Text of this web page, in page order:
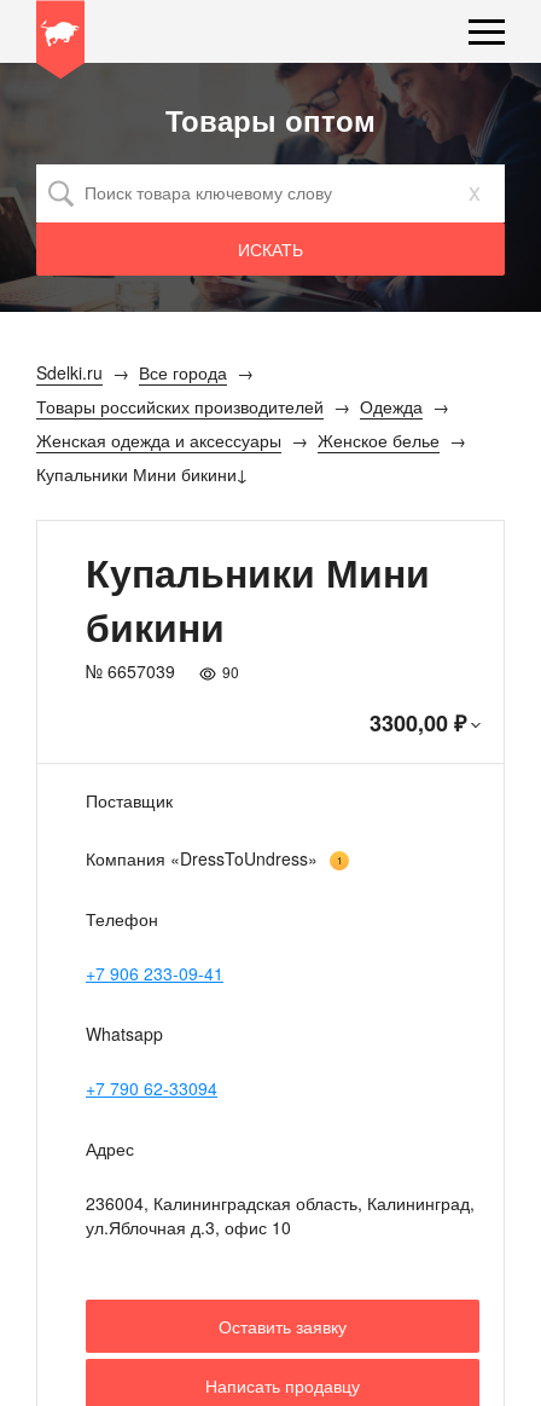
Товары оптом
x
Sdelki.ru
Все города
Товары российских производителей
Одежда
Женская одежда и аксессуары
Женское белье
Купальники Мини бикини
Купальники Мини
бикини
№ 6657039 90
3300,00 ₽
Поставщик
Компания «DressToUndress» 1
Телефон
+7 906 233-09-41
Whatsapp
+7 790 62-33094
Адрес
236004, Калининградская область, Калининград,
ул.Яблочная д.3, офис 10
Оставить заявку
Написать продавцу